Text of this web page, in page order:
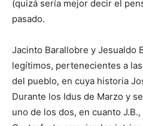
(quizá sería mejor decir el
pasado.
Jacinto Barallobre y Jesualdo
legítimos, pertenecientes a
del pueblo, en cuya historia
Durante los Idus de Marzo y
uno de los dos, en cuanto